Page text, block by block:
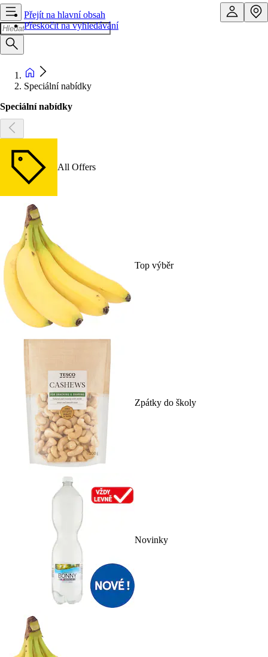
Přejít na hlavní obsah
Přeskočit na vyhledávání
Speciální nabídky
Speciální nabídky
All Offers
Top výběr
Zpátky do školy
Novinky